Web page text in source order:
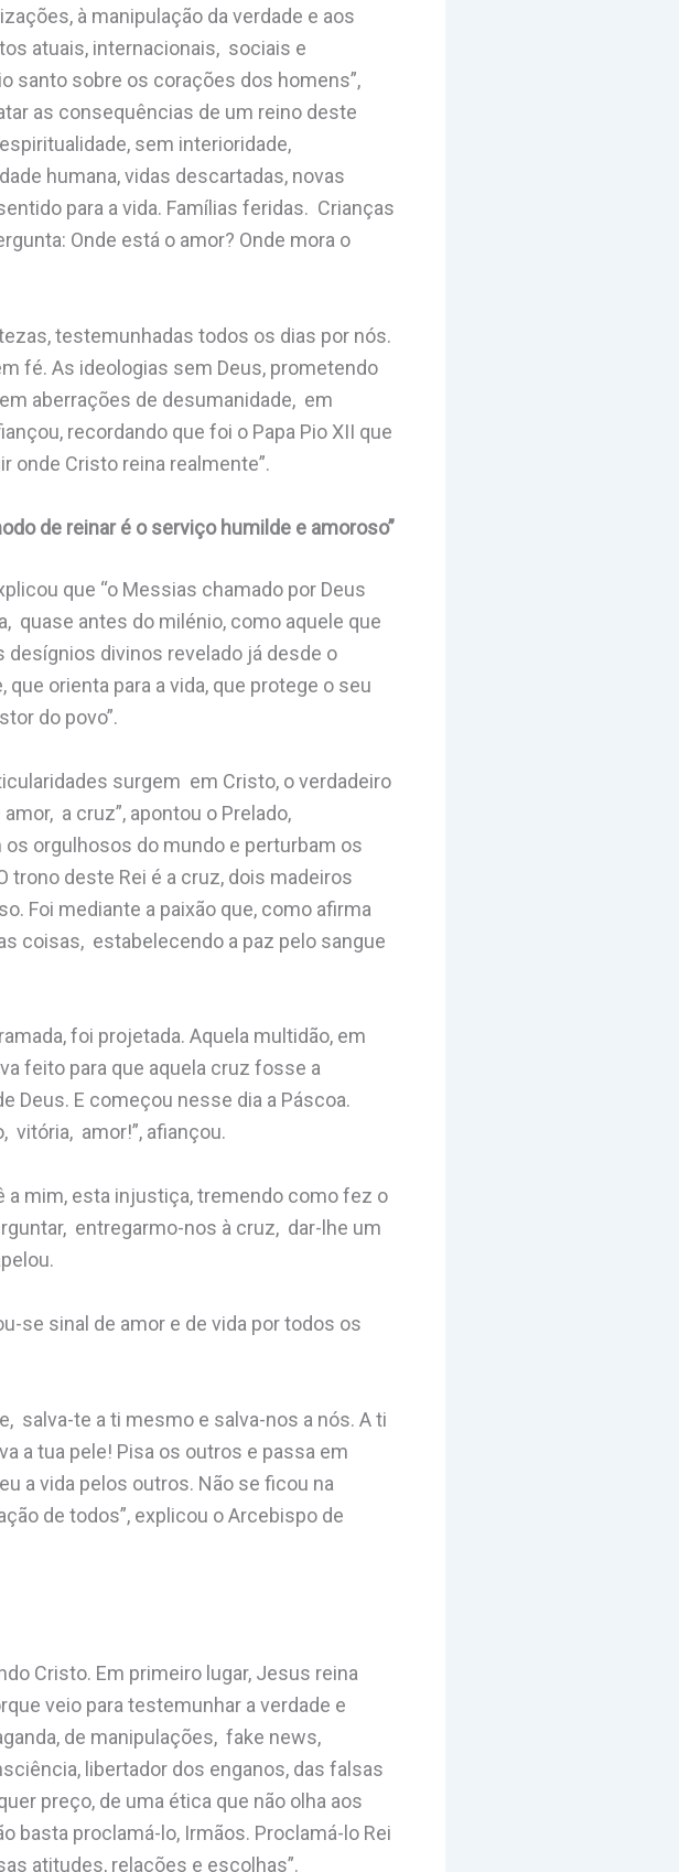
à manipulação da verdade e aos
atuais, internacionais, sociais e
santo sobre os corações dos homens”,
as consequências de um reino deste
sem interioridade,
humana, vidas descartadas, novas
para a vida. Famílias feridas. Crianças
Onde está o amor? Onde mora o
testemunhadas todos os dias por nós.
fé. As ideologias sem Deus, prometendo
aberrações de desumanidade, em
recordando que foi o Papa Pio XII que
onde Cristo reina realmente”.
de reinar é o serviço humilde e amoroso”
que “o Messias chamado por Deus
quase antes do milénio, como aquele que
desígnios divinos revelado já desde o
orienta para a vida, que protege o seu
do povo”.
surgem em Cristo, o verdadeiro
a cruz”, apontou o Prelado,
orgulhosos do mundo e perturbam os
trono deste Rei é a cruz, dois madeiros
Foi mediante a paixão que, como afirma
coisas, estabelecendo a paz pelo sangue
foi projetada. Aquela multidão, em
feito para que aquela cruz fosse a
Deus. E começou nesse dia a Páscoa.
vitória, amor!”, afiançou.
a mim, esta injustiça, tremendo como fez o
entregarmo-nos à cruz, dar-lhe um
se sinal de amor e de vida por todos os
salva-te a ti mesmo e salva-nos a nós. A ti
a tua pele! Pisa os outros e passa em
a vida pelos outros. Não se ficou na
de todos”, explicou o Arcebispo de
Cristo. Em primeiro lugar, Jesus reina
veio para testemunhar a verdade e
de manipulações, fake news,
libertador dos enganos, das falsas
preço, de uma ética que não olha aos
basta proclamá-lo, Irmãos. Proclamá-lo Rei
atitudes, relações e escolhas”.